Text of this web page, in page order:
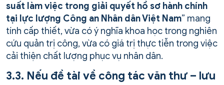
suất làm việc trong giải quyết hồ sơ hành chính
tại lực lượng Công an Nhân dân Việt Nam” mang
tính cấp thiết, vừa có ý nghĩa khoa học trong nghiên
cứu quản trị công, vừa có giá trị thực tiễn trong việc
cải thiện chất lượng phục vụ nhân dân.
3.3. Nếu đề tài về công tác văn thư – lưu